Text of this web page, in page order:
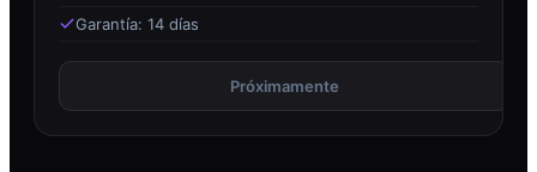
Garantía: 14 días
Próximamente